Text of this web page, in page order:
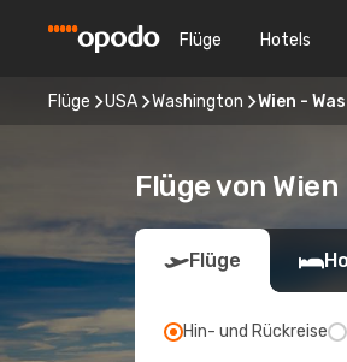
Flüge Hotels
Flüge USA Washington Wien -
Flüge von
Flüge
Hin- und Rückreise